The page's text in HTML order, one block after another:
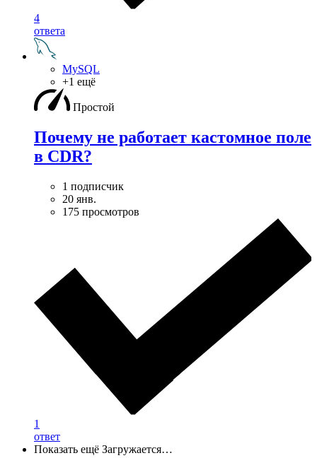
4
ответа
MySQL
+1 ещё
Простой
Почему не работает кастомное поле
в CDR?
1 подписчик
20 янв.
175 просмотров
1
ответ
Показать ещё Загружается…